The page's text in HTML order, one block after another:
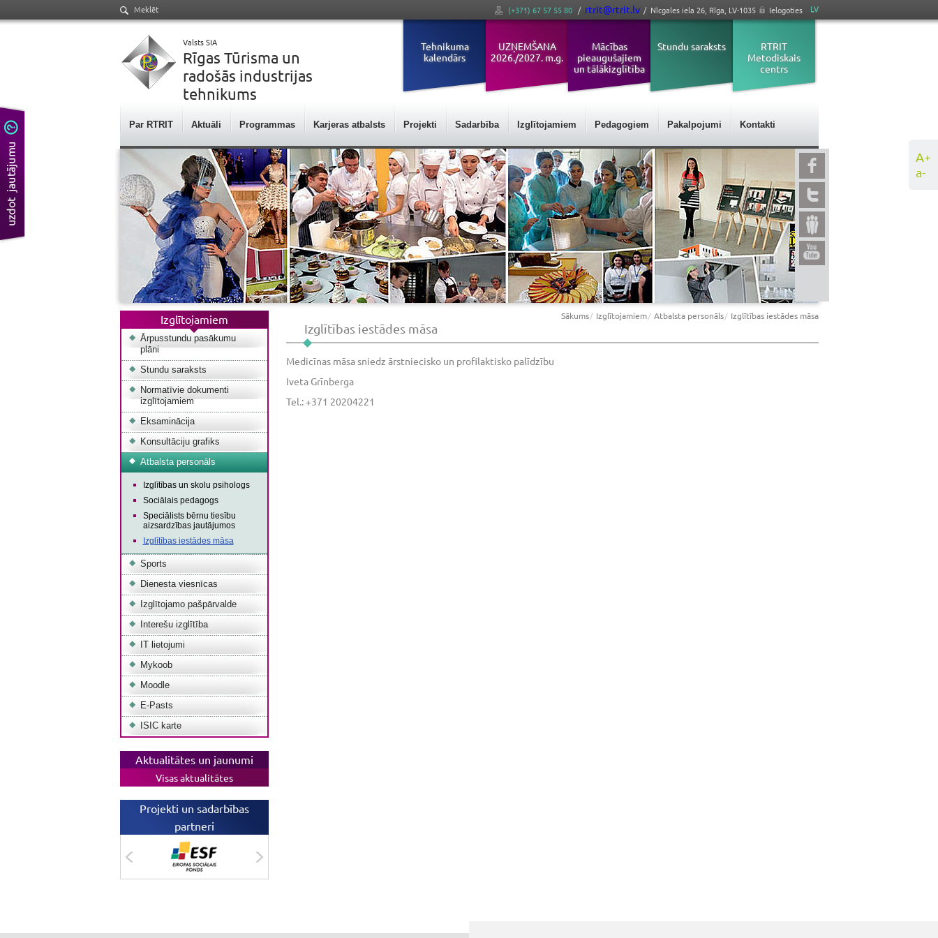
A+
a-
Meklēt (+371) 67 57 55 80 / rtrit@rtrit.lv / Nīcgales iela 26, Rīga, LV-1035 Ielogoties LV
Valsts SIA
Rīgas Tūrisma un
radošās industrijas
tehnikums
Tehnikuma
kalendārs
UZŅEMŠANA
2026./2027. m.g.
Mācības
pieaugušajiem
un tālākizglītība
Stundu saraksts
RTRIT
Metodiskais
centrs
Par RTRIT Aktuāli Programmas Karjeras atbalsts Projekti Sadarbība Izglītojamiem Pedagogiem Pakalpojumi Kontakti
Izglītojamiem
Ārpusstundu pasākumu
plāni
Stundu saraksts
Normatīvie dokumenti
izglītojamiem
Eksaminācija
Konsultāciju grafiks
Atbalsta personāls
Izglītības un skolu psihologs
Sociālais pedagogs
Speciālists bērnu tiesību
aizsardzības jautājumos
Izglītības iestādes māsa
Sports
Dienesta viesnīcas
Izglītojamo pašpārvalde
Interešu izglītība
IT lietojumi
Mykoob
Moodle
E-Pasts
ISIC karte
Aktualitātes un jaunumi
Visas aktualitātes
Projekti un sadarbības
partneri
Sākums Izglītojamiem Atbalsta personāls Izglītības iestādes māsa
Izglītības iestādes māsa
Medicīnas māsa sniedz ārstniecisko un profilaktisko palīdzību
Iveta Grīnberga
Tel.: +371 20204221